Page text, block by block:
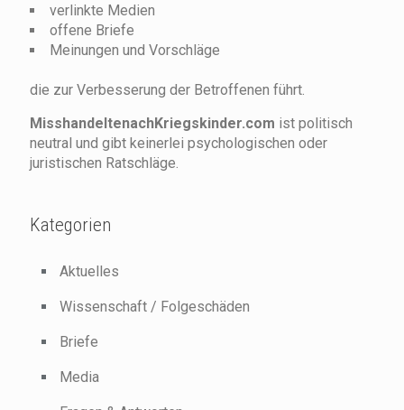
verlinkte Medien
offene Briefe
Meinungen und Vorschläge
die zur Verbesserung der Betroffenen führt.
MisshandeltenachKriegskinder.com ist politisch
neutral und gibt keinerlei psychologischen oder
juristischen Ratschläge.
Kategorien
Aktuelles
Wissenschaft / Folgeschäden
Briefe
Media